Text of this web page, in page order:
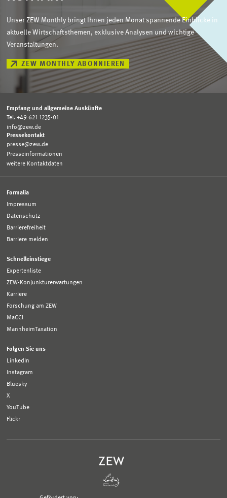
Unser ZEW Monthly bringt Ihnen jeden Monat spannende Einblicke in
aktuelle Wirtschaftsthemen, exklusive Analysen und wichtige
Veranstaltungen.
ZEW MONTHLY ABONNIEREN
Empfang und allgemeine Auskünfte
Tel. +49 621 1235-01
info@zew.de
Pressekontakt
presse@zew.de
Presseinformationen
weitere Kontaktdaten
Formalia
Impressum
Datenschutz
Barrierefreiheit
Barriere melden
Schnelleinstiege
Expertenliste
ZEW-Konjunkturerwartungen
Karriere
Forschung am ZEW
MaCCI
MannheimTaxation
Folgen Sie uns
LinkedIn
Instagram
Bluesky
X
YouTube
Flickr